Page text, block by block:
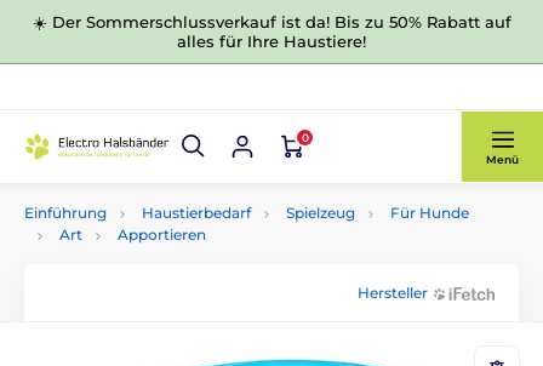
☀️ Der Sommerschlussverkauf ist da! Bis zu 50% Rabatt auf
alles für Ihre Haustiere!
0
Menü
Einführung Haustierbedarf Spielzeug
Für Hunde
Art
Apportieren
Hersteller